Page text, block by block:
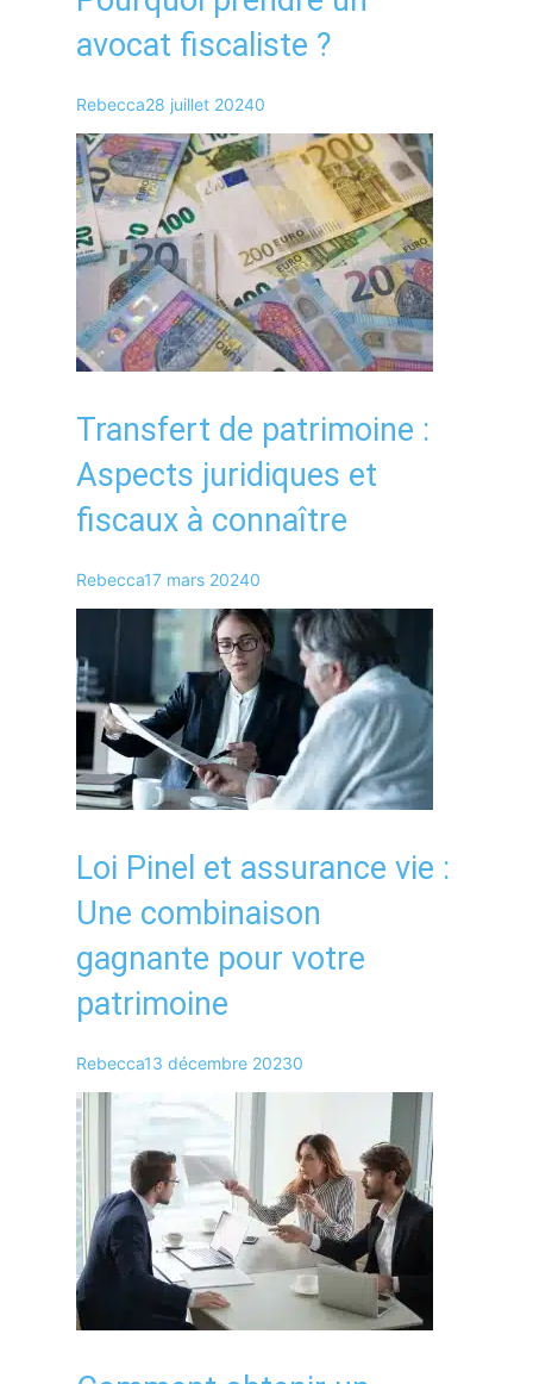
avocat fiscaliste ?
Rebecca28 juillet 20240
Transfert de patrimoine :
Aspects juridiques et
fiscaux à connaître
Rebecca17 mars 20240
Loi Pinel et assurance vie :
Une combinaison
gagnante pour votre
patrimoine
Rebecca13 décembre 20230